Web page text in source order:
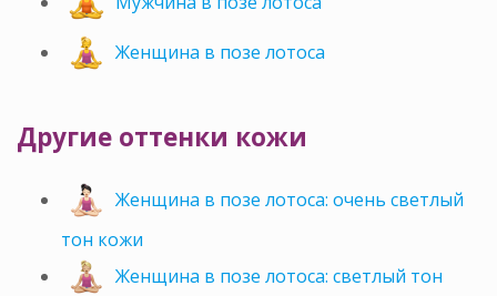
Женщина в позе лотоса
Другие оттенки кожи
Женщина в позе лотоса: очень светлый
тон кожи
Женщина в позе лотоса: светлый тон